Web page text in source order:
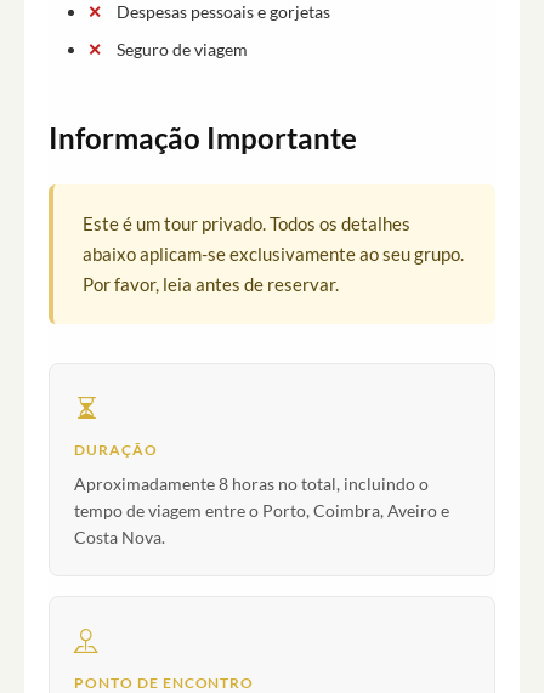
Despesas pessoais e gorjetas
Seguro de viagem
Informação Importante
Este é um tour privado. Todos os detalhes
abaixo aplicam-se exclusivamente ao seu grupo.
Por favor, leia antes de reservar.
DURAÇÃO
Aproximadamente 8 horas no total, incluindo o
tempo de viagem entre o Porto, Coimbra, Aveiro e
Costa Nova.
PONTO DE ENCONTRO